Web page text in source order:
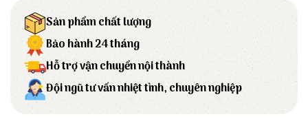
Sản phẩm chất lượng
Bảo hành 24 tháng
Hỗ trợ vận chuyển nội thành
Đội ngũ tư vấn nhiệt tình, chuyên nghiệp